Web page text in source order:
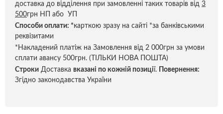
доставка до відділення при замовленні таких товарів від 3
500грн НП або УП
Способи оплати: *карткою зразу на сайті *за банківськими
реквізитами
*Накладений платіж на Замовлення від 2 000грн за умови
сплати авансу 500грн. (ТІЛЬКИ НОВА ПОШТА)
Строки Доставка вказані по кожній позиції.
Повернення:
Згідно законодавства України